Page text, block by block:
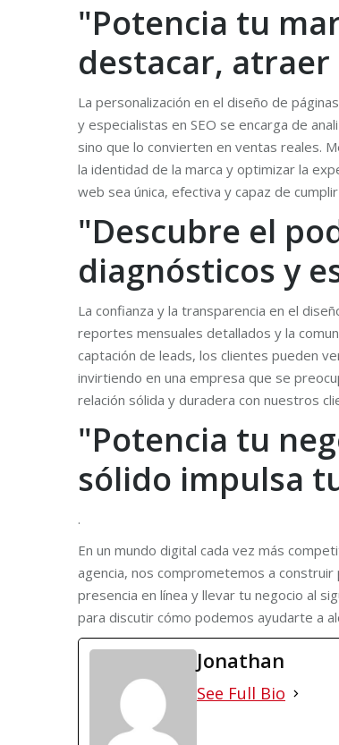
"Potencia tu
destacar,
La personalización en el diseño de
y especialistas en SEO se encarga de
sino que lo convierten en ventas reales.
la identidad de la marca y optimizar la
web sea única, efectiva y capaz de
"Descubre el
diagnósticos y
La confianza y la transparencia en el
reportes mensuales detallados y la
captación de leads, los clientes pueden
invirtiendo en una empresa que se
relación sólida y duradera con nuestros
"Potencia tu
sólido impulsa
.
En un mundo digital cada vez más
agencia, nos comprometemos a
presencia en línea y llevar tu negocio al
para discutir cómo podemos ayudarte a
Jonathan
See Full Bio